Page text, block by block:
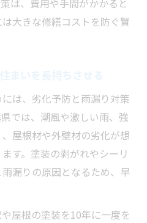
は、費用や手間がかかると
大きな修繕コストを防ぐ賢
は、劣化予防と雨漏り対策
では、潮風や激しい雨、強
屋根材や外壁材の劣化が想
す。塗装の剥がれやシーリ
漏りの原因となるため、早
屋根の塗装を10年に一度を